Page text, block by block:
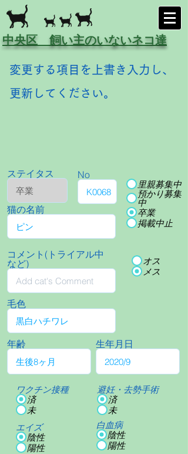
中央区 飼い主のいないネコ達
変更する項目を上書き入力し、
更新してください。
ステイタス No
猫の名前
里親募集中
預かり募集
中
卒業
掲載中止
コメント(トライアル中
など)
オス
メス
毛色
年齢
ワクチン接種
済
未
エイズ
陰性
陽性
生年月日
避妊・去勢手術
済
未
白血病
陰性
陽性